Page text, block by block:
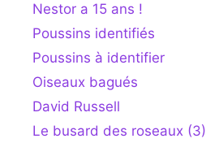
Nestor a 15 ans !
Poussins identifiés
Poussins à identifier
Oiseaux bagués
David Russell
Le busard des roseaux (3)